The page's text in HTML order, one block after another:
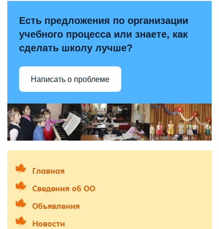
Есть предложения по организации
учебного процесса или знаете, как
сделать школу лучше?
Написать о проблеме
Главная
Сведения об ОО
Объявления
Новости